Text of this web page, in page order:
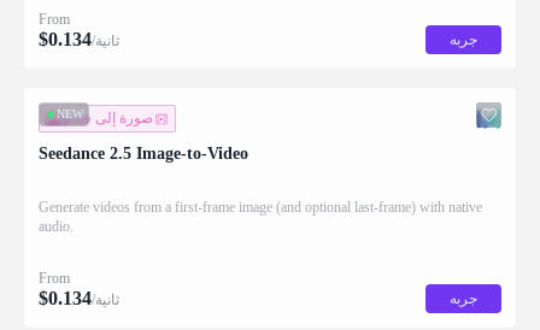
From
$0.134 /ثانية جربه
NEW
صورة إلى فيديو
Seedance 2.5 Image-to-Video
Generate videos from a first-frame image (and optional last-frame) with native
audio.
From
$0.134 /ثانية جربه